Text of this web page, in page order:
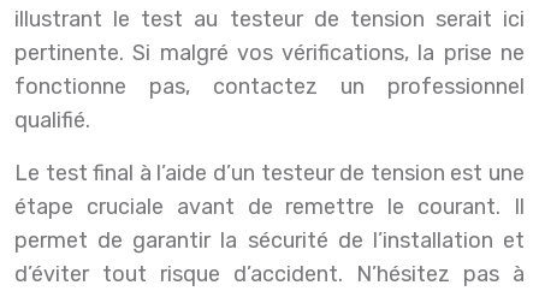
illustrant le test au testeur de tension serait ici
pertinente. Si malgré vos vérifications, la prise ne
fonctionne pas, contactez un professionnel
qualifié.
Le test final à l’aide d’un testeur de tension est une
étape cruciale avant de remettre le courant. Il
permet de garantir la sécurité de l’installation et
d’éviter tout risque d’accident. N’hésitez pas à